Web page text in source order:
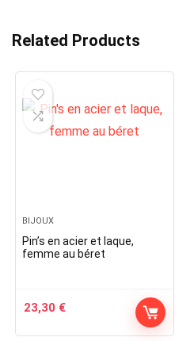
Related Products
BIJOUX
Pin’s en acier et laque,
femme au béret
23,30 €